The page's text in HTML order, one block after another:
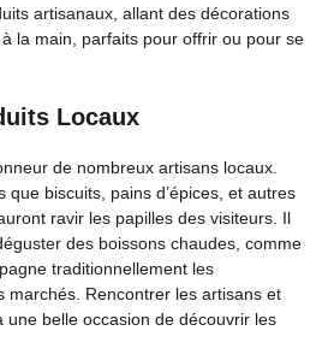
artisanaux, allant des décorations
la main, parfaits pour offrir ou pour se
Locaux
de nombreux artisans locaux.
que biscuits, pains d’épices, et autres
ravir les papilles des visiteurs. Il
des boissons chaudes, comme
traditionnellement les
marchés. Rencontrer les artisans et
une belle occasion de découvrir les